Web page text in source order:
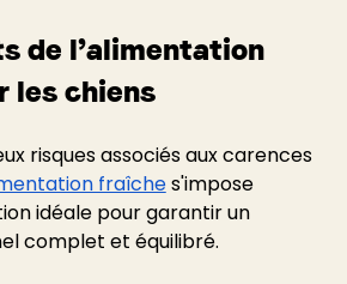
de l’alimentation
les chiens
risques associés aux carences
fraîche s'impose
idéale pour garantir un
complet et équilibré.